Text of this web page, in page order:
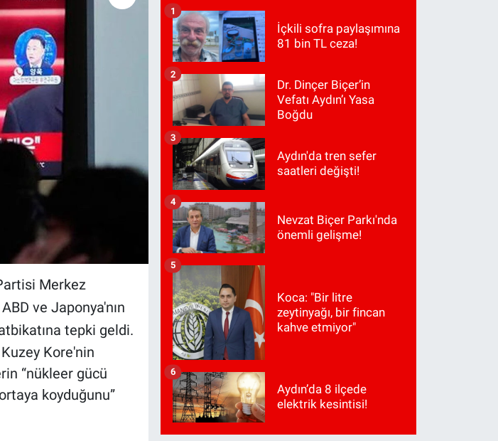
Merkez
ve Japonya'nın
tepki geldi.
Kuzey Kore'nin
“nükleer gücü
koyduğunu”
İçkili sofra paylaşımına
81 bin TL ceza!
1
Dr. Dinçer Biçer’in
Vefatı Aydın’ı Yasa
Boğdu
2
Aydın'da tren sefer
saatleri değişti!
3
Nevzat Biçer Parkı'nda
önemli gelişme!
4
Koca: "Bir litre
zeytinyağı, bir fincan
kahve etmiyor"
5
Aydın’da 8 ilçede
elektrik kesintisi!
6